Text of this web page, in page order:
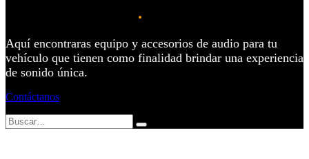
.
Aquí encontraras equipo y accesorios de audio para tu
vehículo que tienen como finalidad brindar una experiencia
de sonido única.
Contáctanos